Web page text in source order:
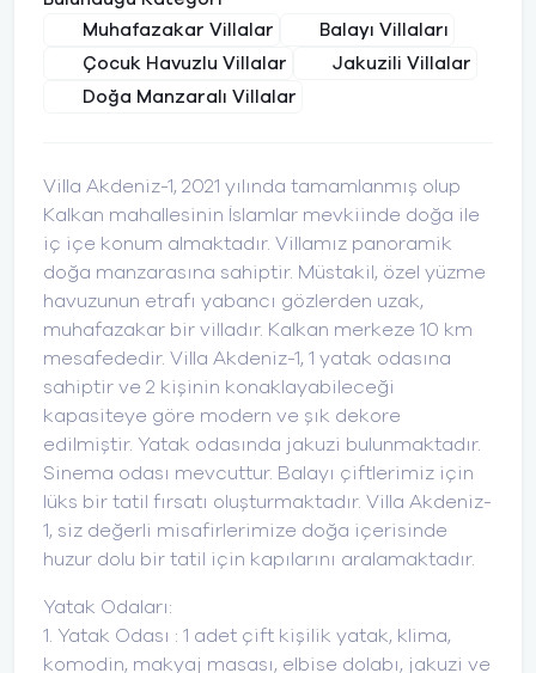
Muhafazakar Villalar
Balayı Villaları
Çocuk Havuzlu Villalar
Jakuzili Villalar
Doğa Manzaralı Villalar
Villa Akdeniz-1, 2021 yılında tamamlanmış olup
Kalkan mahallesinin İslamlar mevkiinde doğa ile
iç içe konum almaktadır. Villamız panoramik
doğa manzarasına sahiptir. Müstakil, özel yüzme
havuzunun etrafı yabancı gözlerden uzak,
muhafazakar bir villadır. Kalkan merkeze 10 km
mesafededir. Villa Akdeniz-1, 1 yatak odasına
sahiptir ve 2 kişinin konaklayabileceği
kapasiteye göre modern ve şık dekore
edilmiştir. Yatak odasında jakuzi bulunmaktadır.
Sinema odası mevcuttur. Balayı çiftlerimiz için
lüks bir tatil fırsatı oluşturmaktadır. Villa Akdeniz-
1, siz değerli misafirlerimize doğa içerisinde
huzur dolu bir tatil için kapılarını aralamaktadır.
Yatak Odaları:
1. Yatak Odası : 1 adet çift kişilik yatak, klima,
komodin, makyaj masası, elbise dolabı, jakuzi ve